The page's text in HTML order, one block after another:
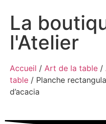
La
l'Atelier
Accueil / Art de la table /
table / Planche
d’acacia